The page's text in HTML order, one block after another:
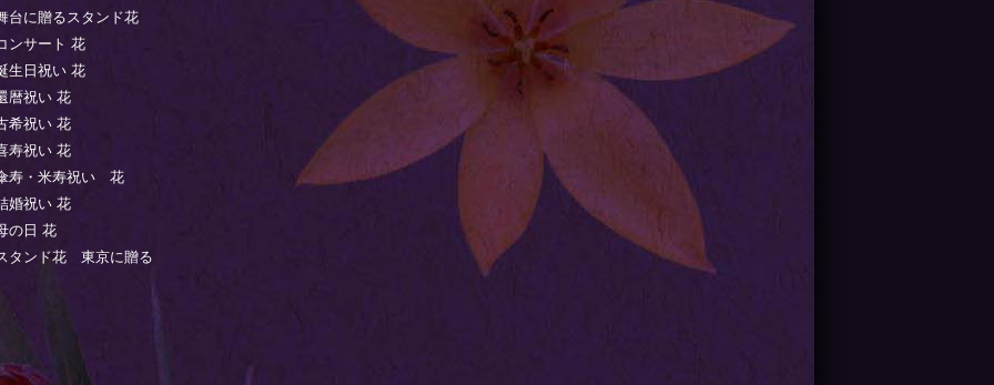
台に贈るスタンド花
ンサート 花
生日祝い 花
暦祝い 花
希祝い 花
寿祝い 花
寿・米寿祝い 花
婚祝い 花
の日 花
タンド花 東京に贈る